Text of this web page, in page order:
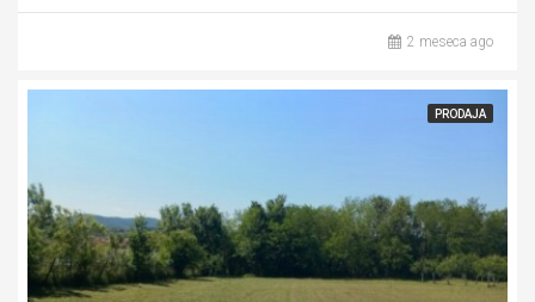
2 meseca ago
PRODAJA